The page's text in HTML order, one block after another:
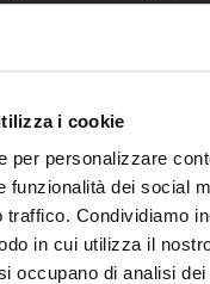
i cookie
per personalizzare
funzionalità dei social
traffico. Condividiamo
in cui utilizza il
occupano di analisi dei
product to your
Register / Login